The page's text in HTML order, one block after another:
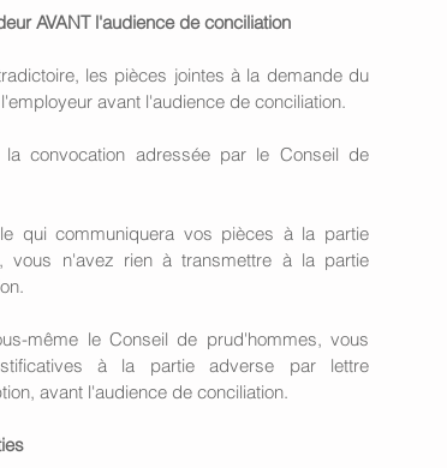
AVANT l'audience de conciliation
les pièces jointes à la demande du
avant l'audience de conciliation.
convocation adressée par le Conseil de
qui communiquera vos pièces à la partie
vous n'avez rien à transmettre à la partie
même le Conseil de prud'hommes, vous
à la partie adverse par lettre
avant l'audience de conciliation.